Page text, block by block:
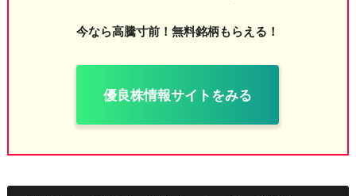
今なら高騰寸前！無料銘柄もらえる！
優良株情報サイトをみる